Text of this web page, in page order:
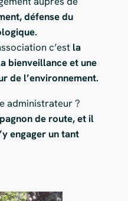
défense du
c’est la
bienveillance et une
de l’environnement.
administrateur ?
de route, et il
engager un tant